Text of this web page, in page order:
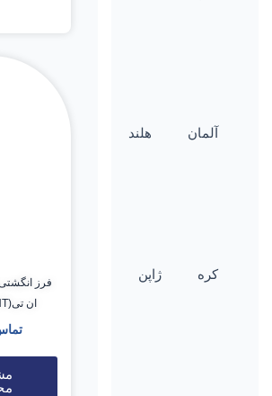
آلمان هلند
کره ژاپن
ان تی(WNT) 3*54*7